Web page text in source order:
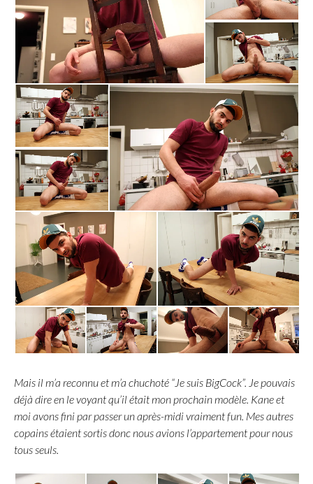
Mais il m’a reconnu et m’a chuchoté “Je suis BigCock”. Je pouvais
déjà dire en le voyant qu’il était mon prochain modèle. Kane et
moi avons fini par passer un après-midi vraiment fun. Mes autres
copains étaient sortis donc nous avions l’appartement pour nous
tous seuls.